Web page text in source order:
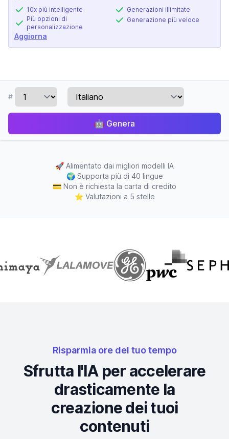
10x più intelligente
Più opzioni di
personalizzazione
Generazioni illimitate
Generazione più veloce
Aggiorna
#
🤖 Genera
🚀 Alimentato dai migliori modelli IA
🌍 Supporta più di 40 lingue
💳 Non è richiesta la carta di credito
⭐ Valutazioni a 5 stelle
Risparmia ore del tuo tempo
Sfrutta l'IA per accelerare
drasticamente la
creazione dei tuoi
contenuti